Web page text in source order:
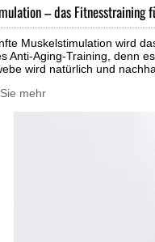
– das
Muskelstimulation wird
Anti-Aging-Training, denn
wird natürlich und
mehr